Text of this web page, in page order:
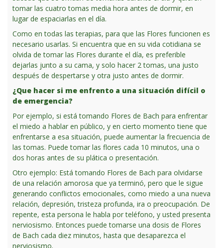
tomar las cuatro tomas media hora antes de dormir, en
lugar de espaciarlas en el día.
Como en todas las terapias, para que las Flores funcionen es
necesario usarlas. Si encuentra que en su vida cotidiana se
olvida de tomar las Flores durante el día, es preferible
dejarlas junto a su cama, y solo hacer 2 tomas, una justo
después de despertarse y otra justo antes de dormir.
¿Que hacer si me enfrento a una situación difícil o
de emergencia?
Por ejemplo, si está tomando Flores de Bach para enfrentar
el miedo a hablar en público, y en cierto momento tiene que
enfrentarse a esa situación, puede aumentar la frecuencia de
las tomas. Puede tomar las flores cada 10 minutos, una o
dos horas antes de su plática o presentación.
Otro ejemplo: Está tomando Flores de Bach para olvidarse
de una relación amorosa que ya terminó, pero que le sigue
generando conflictos emocionales, como miedo a una nueva
relación, depresión, tristeza profunda, ira o preocupación. De
repente, esta persona le habla por teléfono, y usted presenta
nerviosismo. Entonces puede tomarse una dosis de Flores
de Bach cada diez minutos, hasta que desaparezca el
nerviosismo.